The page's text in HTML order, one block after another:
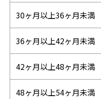
30ヶ月以上36ヶ月未満
36ヶ月以上42ヶ月未満
42ヶ月以上48ヶ月未満
48ヶ月以上54ヶ月未満